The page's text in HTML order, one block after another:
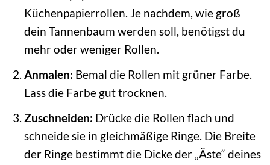
Küchenpapierrollen. Je nachdem, wie groß
dein Tannenbaum werden soll, benötigst du
mehr oder weniger Rollen.
Anmalen: Bemal die Rollen mit grüner Farbe.
Lass die Farbe gut trocknen.
Zuschneiden: Drücke die Rollen flach und
schneide sie in gleichmäßige Ringe. Die Breite
der Ringe bestimmt die Dicke der „Äste“ deines